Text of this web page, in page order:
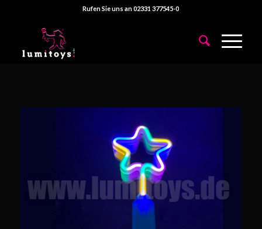
Rufen Sie uns an 02331 377545-0